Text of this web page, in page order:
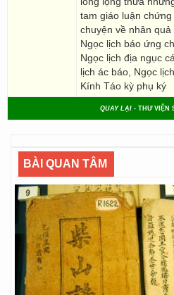
tam giáo luận
chuyện về nhân
Ngọc lịch báo ứng
Ngọc lịch địa ngục
lịch ác báo, Ngọc
Kính Táo kỳ phụ ký
QUAY LẠI - THƯ VIỆN
BÀI QUAN TÂM